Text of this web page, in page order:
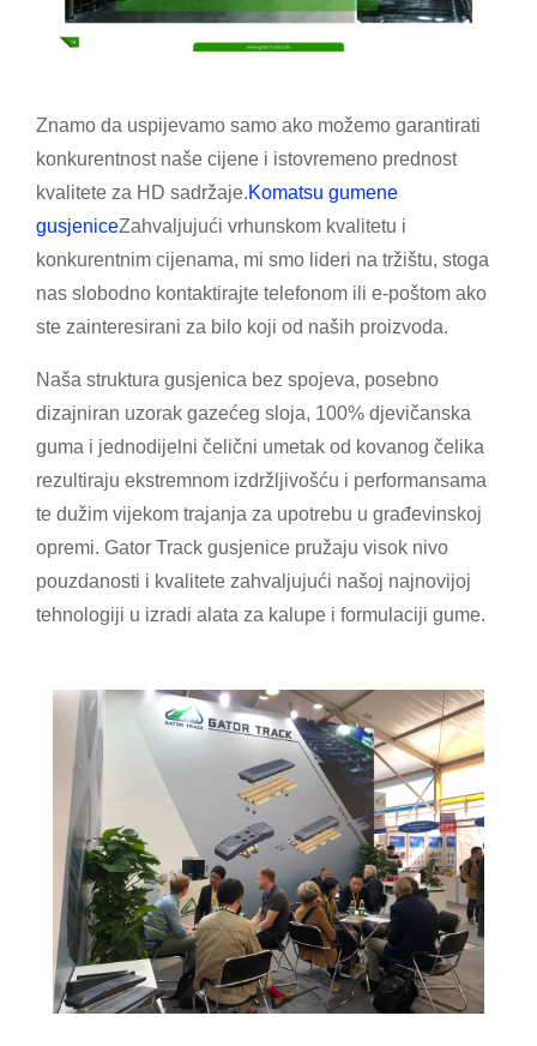
Znamo da uspijevamo samo ako možemo garantirati
konkurentnost naše cijene i istovremeno prednost
kvalitete za HD sadržaje.Komatsu gumene
gusjeniceZahvaljujući vrhunskom kvalitetu i
konkurentnim cijenama, mi smo lideri na tržištu, stoga
nas slobodno kontaktirajte telefonom ili e-poštom ako
ste zainteresirani za bilo koji od naših proizvoda.
Naša struktura gusjenica bez spojeva, posebno
dizajniran uzorak gazećeg sloja, 100% djevičanska
guma i jednodijelni čelični umetak od kovanog čelika
rezultiraju ekstremnom izdržljivošću i performansama
te dužim vijekom trajanja za upotrebu u građevinskoj
opremi. Gator Track gusjenice pružaju visok nivo
pouzdanosti i kvalitete zahvaljujući našoj najnovijoj
tehnologiji u izradi alata za kalupe i formulaciji gume.